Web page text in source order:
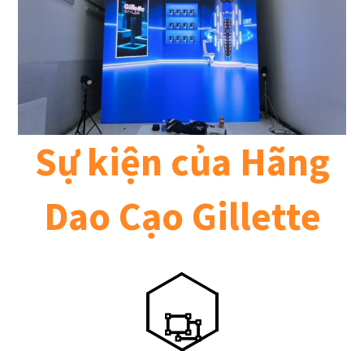
Sự kiện của Hãng
Dao Cạo Gillette